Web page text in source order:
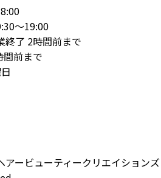
19:00
終了 2時間前まで
間前まで
ービューティークリエイションズ